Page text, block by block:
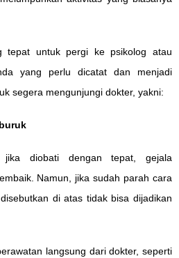
tepat untuk pergi ke psikolog atau
yang perlu dicatat dan menjadi
segera mengunjungi dokter, yakni:
jika diobati dengan tepat, gejala
Namun, jika sudah parah cara
di atas tidak bisa dijadikan
langsung dari dokter, seperti